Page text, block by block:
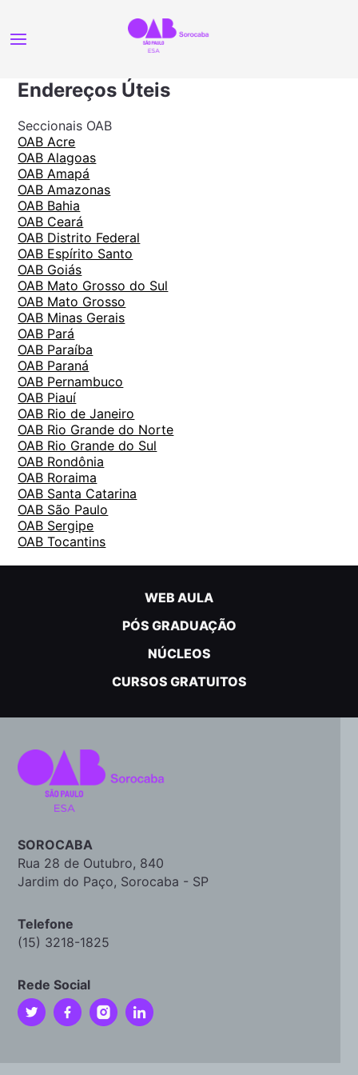
Endereços Úteis
Seccionais OAB
OAB Acre
OAB Alagoas
OAB Amapá
OAB Amazonas
OAB Bahia
OAB Ceará
OAB Distrito Federal
OAB Espírito Santo
OAB Goiás
OAB Mato Grosso do Sul
OAB Mato Grosso
OAB Minas Gerais
OAB Pará
OAB Paraíba
OAB Paraná
OAB Pernambuco
OAB Piauí
OAB Rio de Janeiro
OAB Rio Grande do Norte
OAB Rio Grande do Sul
OAB Rondônia
OAB Roraima
OAB Santa Catarina
OAB São Paulo
OAB Sergipe
OAB Tocantins
WEB AULA
PÓS GRADUAÇÃO
NÚCLEOS
CURSOS GRATUITOS
SOROCABA
Rua 28 de Outubro, 840
Jardim do Paço, Sorocaba - SP
Telefone
(15) 3218-1825
Rede Social